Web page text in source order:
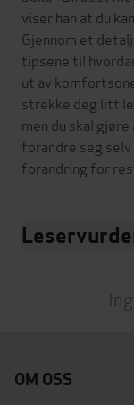
viser han at du
Gjennom et
tipsene til
ut av
strekke deg litt
men du skal
forandre seg
OM OSS